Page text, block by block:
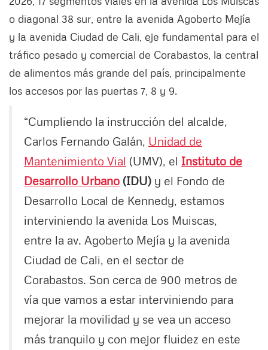
o diagonal 38 sur, entre la avenida Agoberto Mejía
y la avenida Ciudad de Cali, eje fundamental para el
tráfico pesado y comercial de Corabastos, la central
de alimentos más grande del país, principalmente
los accesos por las puertas 7, 8 y 9.
“Cumpliendo la instrucción del alcalde,
Carlos Fernando Galán, Unidad de
Mantenimiento Vial (UMV), el Instituto de
Desarrollo Urbano (IDU) y el Fondo de
Desarrollo Local de Kennedy, estamos
interviniendo la avenida Los Muiscas,
entre la av. Agoberto Mejía y la avenida
Ciudad de Cali, en el sector de
Corabastos. Son cerca de 900 metros de
vía que vamos a estar interviniendo para
mejorar la movilidad y se vea un acceso
más tranquilo y con mejor fluidez en este